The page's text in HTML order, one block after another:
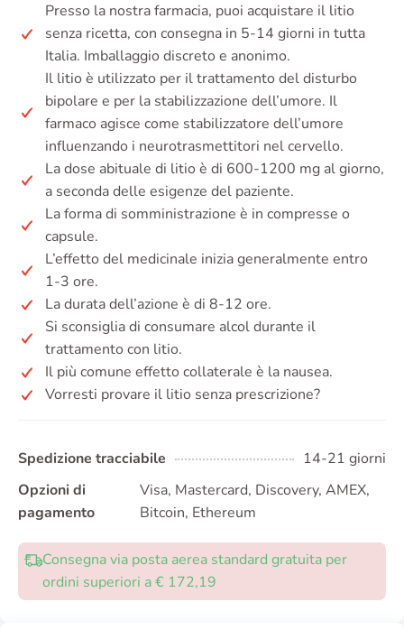
Presso la nostra farmacia, puoi acquistare il litio
senza ricetta, con consegna in 5-14 giorni in tutta
Italia. Imballaggio discreto e anonimo.
Il litio è utilizzato per il trattamento del disturbo
bipolare e per la stabilizzazione dell’umore. Il
farmaco agisce come stabilizzatore dell’umore
influenzando i neurotrasmettitori nel cervello.
La dose abituale di litio è di 600-1200 mg al giorno,
a seconda delle esigenze del paziente.
La forma di somministrazione è in compresse o
capsule.
L’effetto del medicinale inizia generalmente entro
1-3 ore.
La durata dell’azione è di 8-12 ore.
Si sconsiglia di consumare alcol durante il
trattamento con litio.
Il più comune effetto collaterale è la nausea.
Vorresti provare il litio senza prescrizione?
Spedizione tracciabile
14-21 giorni
Opzioni di
pagamento
Visa, Mastercard, Discovery, AMEX,
Bitcoin, Ethereum
Consegna via posta aerea standard gratuita per
ordini superiori a € 172,19